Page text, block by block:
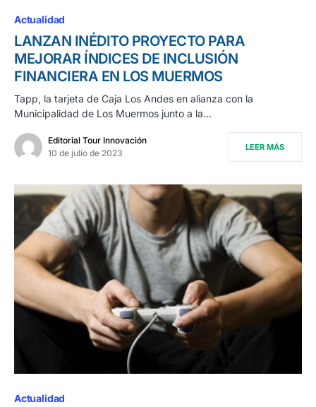
Actualidad
LANZAN INÉDITO PROYECTO PARA
MEJORAR ÍNDICES DE INCLUSIÓN
FINANCIERA EN LOS MUERMOS
Tapp, la tarjeta de Caja Los Andes en alianza con la
Municipalidad de Los Muermos junto a la…
Editorial Tour Innovación
10 de julio de 2023
LEER MÁS
Actualidad